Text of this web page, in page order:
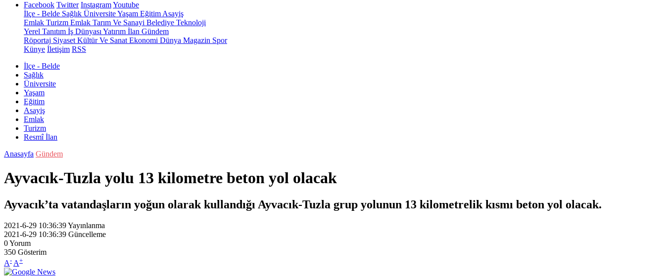
Facebook Twitter InstagramYoutube
İlçe - Belde Sağlık ÜniversiteYaşam Eğitim Asayiş
Emlak Turizm Emlak Tarım Ve Sanayi Belediye Teknoloji
Yerel Tanıtım İş Dünyası Yatırım İlan Gündem
Röportaj Siyaset Kültür Ve Sanat Ekonomi Dünya Magazin Spor
Künye İletişim RSS
İlçe - Belde
Sağlık
Üniversite
Yaşam
Eğitim
Asayiş
Emlak
Turizm
Resmî İlan
Anasayfa Gündem
Ayvacık-Tuzla yolu 13 kilometre beton yol olacak
Ayvacık’ta vatandaşların yoğun olarak kullandığı Ayvacık-Tuzla grup yolunun 13 kilometrelik kısmı beton yol olacak.
2021-6-29 10:36:39Yayınlanma
2021-6-29 10:36:39 Güncelleme
0Yorum
350 Gösterim
A- A+